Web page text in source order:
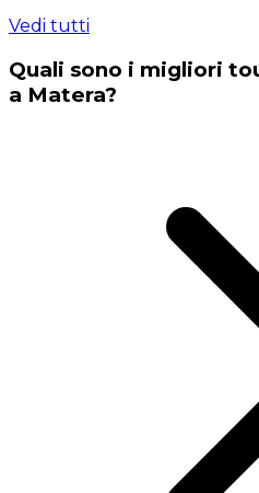
Vedi tutti
Quali sono i migliori
a Matera?